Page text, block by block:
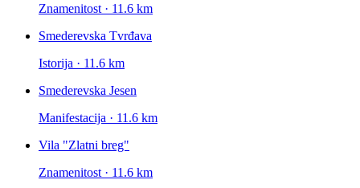
Znamenitost · 11.6 km
Smederevska Tvrđava
Istorija · 11.6 km
Smederevska Jesen
Manifestacija · 11.6 km
Vila "Zlatni breg"
Znamenitost · 11.6 km